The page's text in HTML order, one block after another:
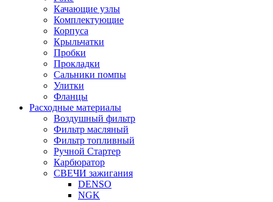
Качающие узлы
Комплектующие
Корпуса
Крыльчатки
Пробки
Прокладки
Сальники помпы
Улитки
Фланцы
Расходные материалы
Воздушный фильтр
Фильтр масляный
Фильтр топливный
Ручной Стартер
Карбюратор
СВЕЧИ зажигания
DENSO
NGK